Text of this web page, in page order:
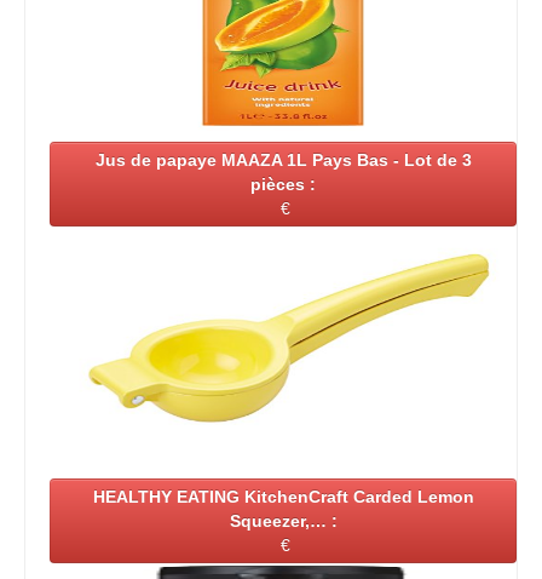
Jus de papaye MAAZA 1L Pays Bas - Lot de 3
pièces :
€
HEALTHY EATING KitchenCraft Carded Lemon
Squeezer,… :
€